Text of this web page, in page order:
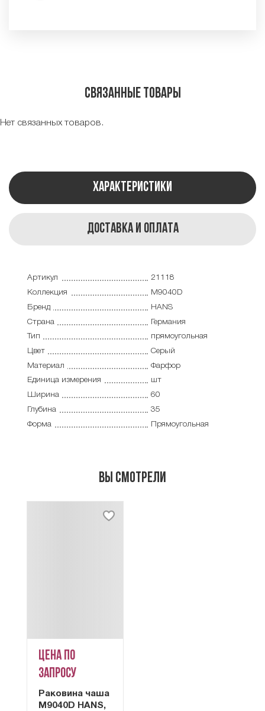
Связанные товары
Нет связанных товаров.
Характеристики
Доставка и оплата
Артикул
21118
Коллекция
M9040D
Бренд
HANS
Страна
Германия
Тип
прямоугольная
Цвет
Серый
Материал
Фарфор
Единица измерения
шт
Ширина
60
Глубина
35
Форма
Прямоугольная
Вы смотрели
Цена по
запросу
Раковина чаша
M9040D HANS,